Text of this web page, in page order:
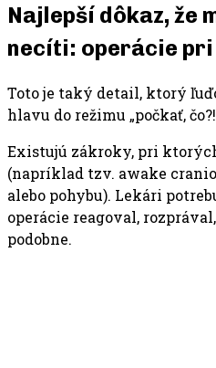
Najlepší dôkaz, že
necíti: operácie pri
Toto je taký detail, ktorý
hlavu do režimu „počkať,
Existujú zákroky, pri
(napríklad tzv. awake
alebo pohybu). Lekári
operácie reagoval,
podobne.